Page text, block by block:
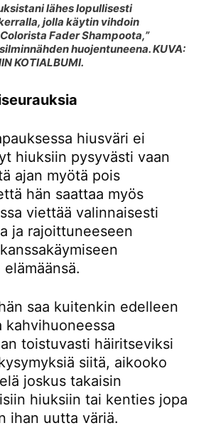
lähes lopullisesti
jolla käytin vihdoin
Fader Shampoota,”
huojentuneena. KUVA:
KOTIALBUMI.
hiusväri ei
hiuksiin pysyvästi vaan
ajan myötä pois
hän saattaa myös
viettää valinnaisesti
ja rajoittuneeseen
saa kuitenkin edelleen
kahvihuoneessa
toistuvasti häiritseviksi
siitä, aikooko
joskus takaisin
hiuksiin tai kenties jopa
ihan uutta väriä.